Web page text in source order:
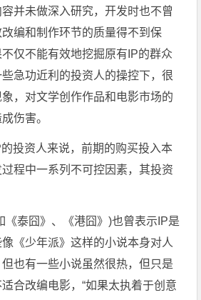
并未做深入研究，开发时也不曾
编和制作环节的质量得不到保
仅不能有效地挖掘原有IP的群众
急功近利的投资人的操控下，很
，对文学创作作品和电影市场的
伤害。
投资人来说，前期的购买投入本
程中一系列不可控因素，其投资
《泰囧》、《港囧》)也曾表示IP是
《少年派》这样的小说本身对人
也有一些小说虽然很热，但只是
合改编电影，“如果太执着于创意